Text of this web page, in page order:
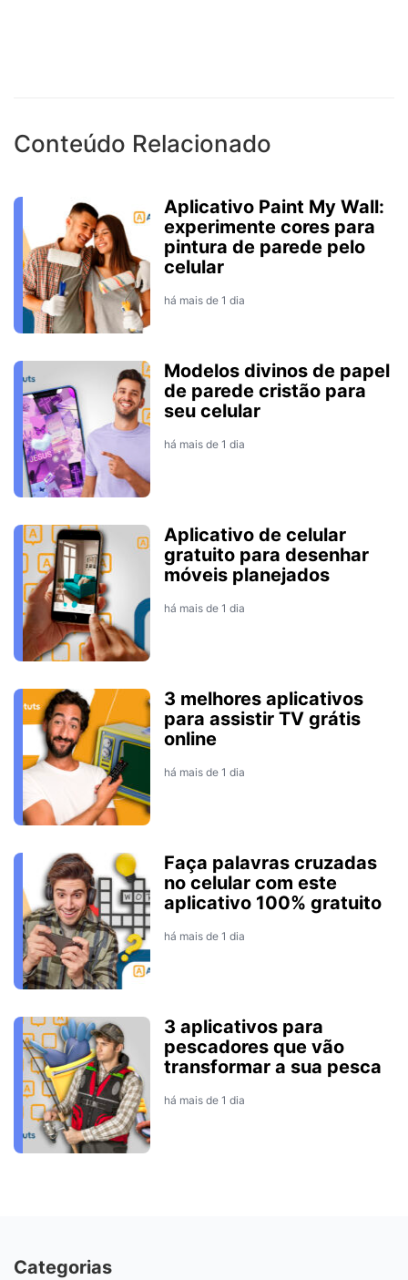
Conteúdo Relacionado
Aplicativo Paint My Wall:
experimente cores para
pintura de parede pelo
celular
há mais de 1 dia
Modelos divinos de papel
de parede cristão para
seu celular
há mais de 1 dia
Aplicativo de celular
gratuito para desenhar
móveis planejados
há mais de 1 dia
3 melhores aplicativos
para assistir TV grátis
online
há mais de 1 dia
Faça palavras cruzadas
no celular com este
aplicativo 100% gratuito
há mais de 1 dia
3 aplicativos para
pescadores que vão
transformar a sua pesca
há mais de 1 dia
Categorias